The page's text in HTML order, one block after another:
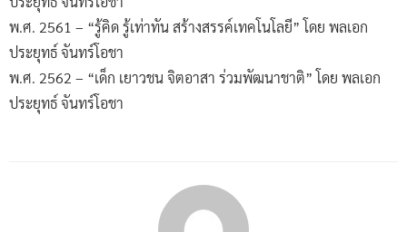
พ.ศ. 2561 – “รู้คิด รู้เท่าทัน สร้างสรรค์เทคโนโลยี” โดย พลเอก
ประยุทธ์ จันทร์โอชา
พ.ศ. 2562 – “เด็ก เยาวชน จิตอาสา ร่วมพัฒนาชาติ” โดย พลเอก
ประยุทธ์ จันทร์โอชา